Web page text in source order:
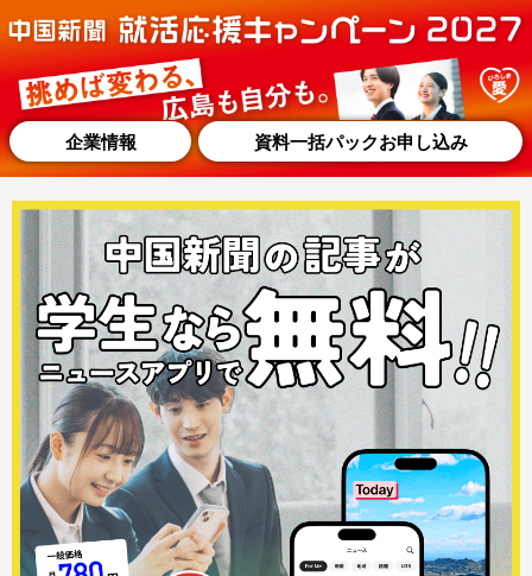
企業情報 資料一括パックお申し込み